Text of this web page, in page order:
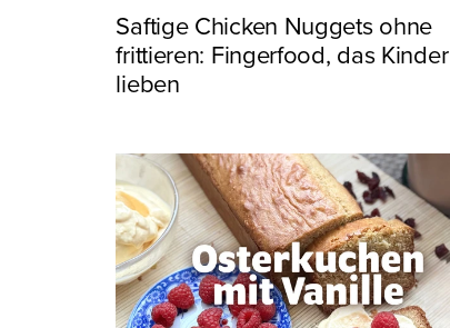
Saftige Chicken Nuggets ohne
frittieren: Fingerfood, das Kinder
lieben